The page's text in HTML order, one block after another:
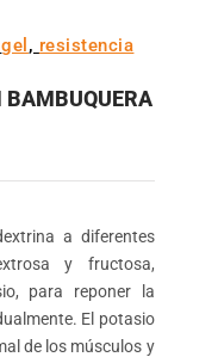
gel , resistencia
BAMBUQUERA
a diferentes
y fructosa,
para reponer la
El potasio
de los músculos y